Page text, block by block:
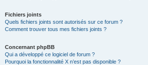
Fichiers joints
Quels fichiers joints sont autorisés sur ce forum ?
Comment trouver tous mes fichiers joints ?
Concernant phpBB
Qui a développé ce logiciel de forum ?
Pourquoi la fonctionnalité X n’est pas disponible ?